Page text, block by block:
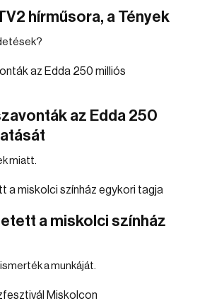
hírműsora, a Tények
az Edda 250
miatt.
a miskolci színház
a munkáját.